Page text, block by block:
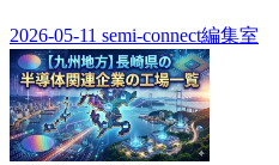
2026-05-11 semi-connect編集室